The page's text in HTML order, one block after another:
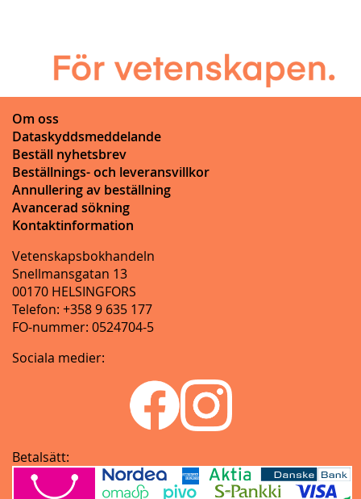
Om oss
Dataskyddsmeddelande
Beställ nyhetsbrev
Beställnings- och leveransvillkor
Annullering av beställning
Avancerad sökning
Kontaktinformation
Vetenskapsbokhandeln
Snellmansgatan 13
00170 HELSINGFORS
Telefon: +358 9 635 177
FO-nummer: 0524704-5
Sociala medier:
Betalsätt: